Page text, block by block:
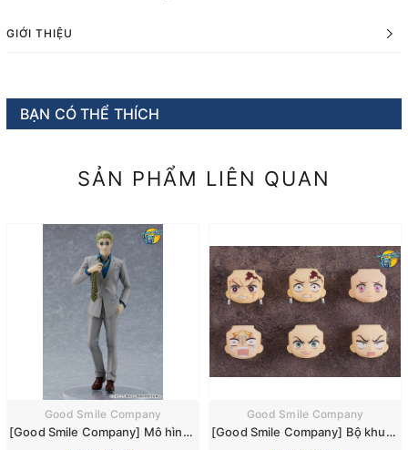
GIỚI THIỆU
BẠN CÓ THỂ THÍCH
SẢN PHẨM LIÊN QUAN
Good Smile Company
[Good Smile Company] Mô hình nhân vật Jujutsu Kaisen POP UP PARADE Kento Nanami Complete Figure
Good Smile Company
[Good Smile Company] Bộ khuôn mặt Nendoroid More: Face Swap Demon Slayer: Kimetsu no Yaiba 01